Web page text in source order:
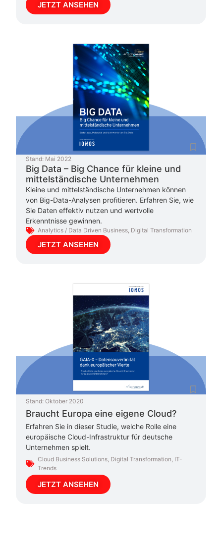
JETZT ANSEHEN
Stand: Mai 2022
Big Data – Big Chance für kleine und
mittelständische Unternehmen
Kleine und mittelständische Unternehmen können
von Big-Data-Analysen profitieren. Erfahren Sie, wie
Sie Daten effektiv nutzen und wertvolle
Erkenntnisse gewinnen.
Analytics / Data Driven Business, Digital Transformation
JETZT ANSEHEN
Stand: Oktober 2020
Braucht Europa eine eigene Cloud?
Erfahren Sie in dieser Studie, welche Rolle eine
europäische Cloud-Infrastruktur für deutsche
Unternehmen spielt.
Cloud Business Solutions Digital Transformation IT-
Trends
JETZT ANSEHEN